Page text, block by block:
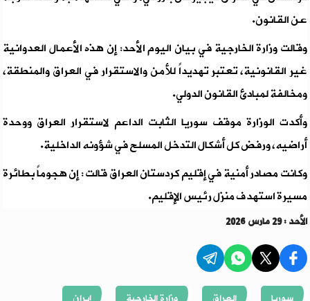
عن القانون.
وقالت وزارة الخارجية في بيان اليوم الأحد: إن هذه الأعمال العدوانية
غير القانونية، تعتبر تهديداً للأمن والاستقرار في العراق والمنطقة،
ومخالفة لمبادئ القانون الدولي.
وأكدت الوزارة موقف سوريا الثابت الداعم لاستقرار العراق ووحدة
أراضيه، ورفض كل أشكال التدخل المسلح في شؤونه الداخلية.
وكانت مصادر أمنية في إقليم كردستان العراق قالت : إن هجوماً بطائرة
مسيرة استهدف منزل رئيس الإقليم.
الأحد : 29 مارس 2026